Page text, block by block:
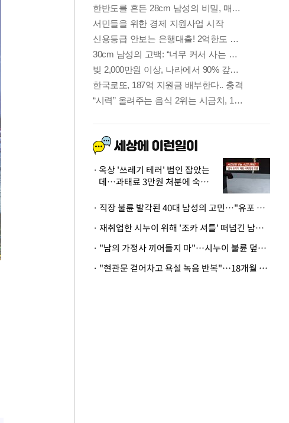
옥상 '쓰레기 테러' 범인 잡았는
데…과태료 3만원 처분에 숙박업
· 직장 불륜 발각된 40대 남성의 고민…"유포 동료 명예훼손·협박죄 고소 가능할까"
· 재취업한 시누이 위해 '조카 셔틀' 떠넘긴 남편…아내 "난 못한다"
· "남의 가정사 끼어들지 마"…시누이 불륜 덮으려는 남편에 억울한 아내
· "현관문 걷어차고 욕설 녹음 반복"…18개월 아기 키우는 집 뒤흔든 '앞집의 비극'